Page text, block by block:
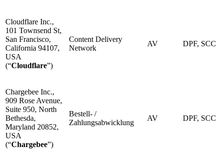
Cloudflare Inc.,
101 Townsend St,
San Francisco,
California 94107,
USA
(“Cloudflare”)
Content Delivery
Network
AV DPF, SCC
Chargebee Inc.,
909 Rose Avenue,
Suite 950, North
Bethesda,
Maryland 20852,
USA
(“Chargebee”)
Bestell- /
Zahlungsabwicklung
AV DPF, SCC